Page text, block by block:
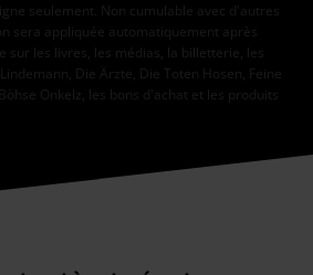
seulement. Non cumulable avec d'autres
sera appliquée automatiquement après
sur les livres, les médias, la billetterie, les
Die Ärzte, Die Toten Hosen, Feine
Onkelz, les bons d'achat et les produits